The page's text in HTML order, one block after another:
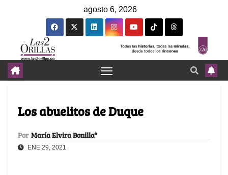
agosto 6, 2026
Los abuelitos de Duque
Por María Elvira Bonilla*
ENE 29, 2021